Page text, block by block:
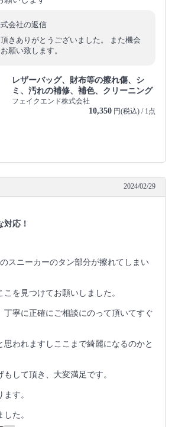
会社の返信
きありがとうございました。 また機会
願い致します。
レザーバッグ、財布等の擦れ傷、シ
ミ、汚れの補修、補色、クリーニング
フェイクエンド株式会社
10,350 円(税込) / 1点
2024/02/29
対応！
スニーカーのタン部分が擦れてしまい
を見つけてお願いしました。
丁寧に正確にご相談にのって頂いてすぐ
思われますしここまで綺麗になるのかと
して頂き、大変満足です。
す。
た。